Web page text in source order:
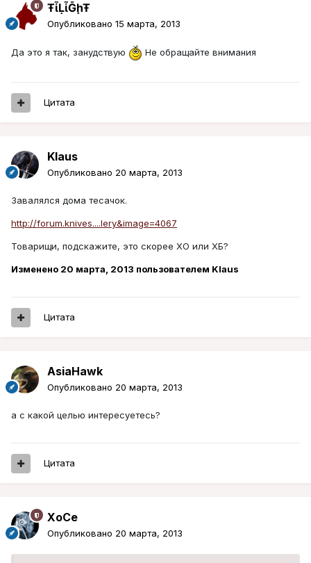
ŦᾡἷḶἷḠḩŦ
Опубликовано 15 марта, 2013
Да это я так, занудствую Не обращайте внимания
Цитата
Klaus
Опубликовано 20 марта, 2013
Завалялся дома тесачок.
http://forum.knives....lery&image=4067
Товарищи, подскажите, это скорее ХО или ХБ?
Изменено 20 марта, 2013 пользователем Klaus
Цитата
AsiaHawk
Опубликовано 20 марта, 2013
а с какой целью интересуетесь?
Цитата
XoCe
Опубликовано 20 марта, 2013